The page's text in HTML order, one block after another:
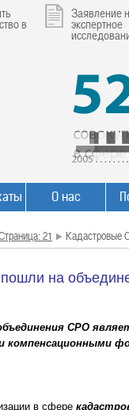
в
Заявление
экспертное
О нас
21 Кадастровые
на
СРО
в сфере